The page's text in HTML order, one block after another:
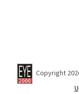
Copyright